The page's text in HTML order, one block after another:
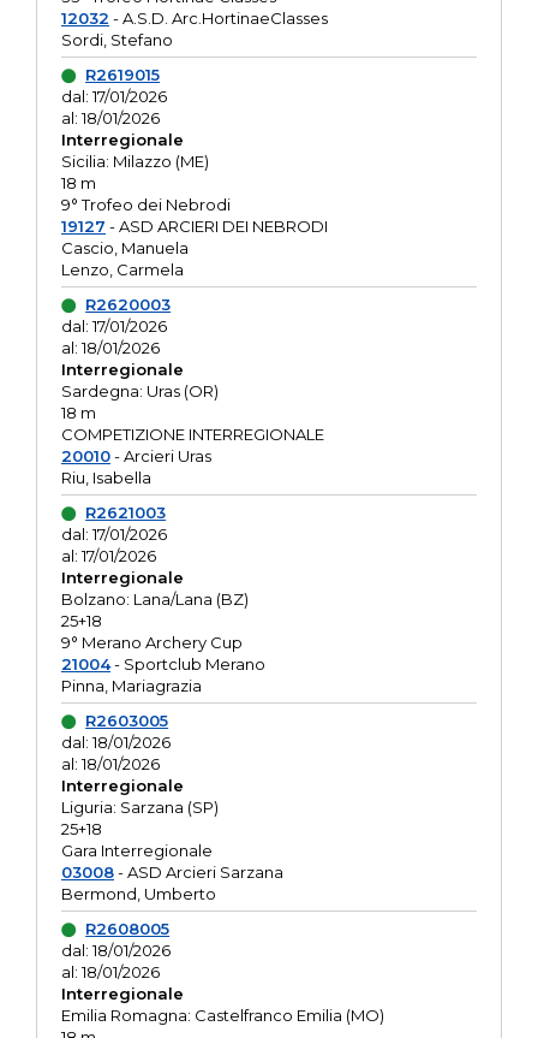
12032 - A.S.D. Arc.HortinaeClasses
Sordi, Stefano
R2619015
dal: 17/01/2026
al: 18/01/2026
Interregionale
Sicilia: Milazzo (ME)
18 m
9° Trofeo dei Nebrodi
19127 - ASD ARCIERI DEI NEBRODI
Cascio, Manuela
Lenzo, Carmela
R2620003
dal: 17/01/2026
al: 18/01/2026
Interregionale
Sardegna: Uras (OR)
18 m
COMPETIZIONE INTERREGIONALE
20010- Arcieri Uras
Riu, Isabella
R2621003
dal: 17/01/2026
al: 17/01/2026
Interregionale
Bolzano: Lana/Lana (BZ)
25+18
9° Merano Archery Cup
21004- Sportclub Merano
Pinna, Mariagrazia
R2603005
dal: 18/01/2026
al: 18/01/2026
Interregionale
Liguria: Sarzana (SP)
25+18
Gara Interregionale
03008- ASD Arcieri Sarzana
Bermond, Umberto
R2608005
dal: 18/01/2026
al: 18/01/2026
Interregionale
Emilia Romagna: Castelfranco Emilia (MO)